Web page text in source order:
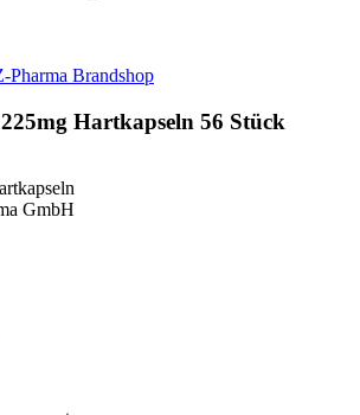
Pharma Brandshop
Hartkapseln 56 Stück
GmbH